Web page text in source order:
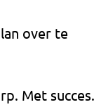
over te
Met succes.